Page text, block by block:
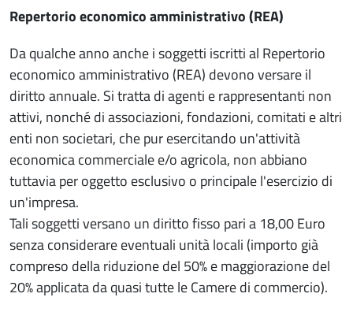
Repertorio economico amministrativo (REA)
Da qualche anno anche i soggetti iscritti al Repertorio
economico amministrativo (REA) devono versare il
diritto annuale. Si tratta di agenti e rappresentanti non
attivi, nonché di associazioni, fondazioni, comitati e altri
enti non societari, che pur esercitando un'attività
economica commerciale e/o agricola, non abbiano
tuttavia per oggetto esclusivo o principale l'esercizio di
un'impresa.
Tali soggetti versano un diritto fisso pari a 18,00 Euro
senza considerare eventuali unità locali (importo già
compreso della riduzione del 50% e maggiorazione del
20% applicata da quasi tutte le Camere di commercio).